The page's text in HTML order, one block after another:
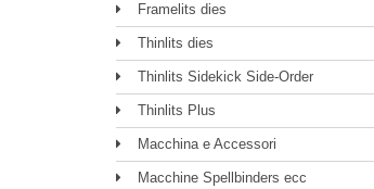
Framelits dies
Thinlits dies
Thinlits Sidekick Side-Order
Thinlits Plus
Macchina e Accessori
Macchine Spellbinders ecc